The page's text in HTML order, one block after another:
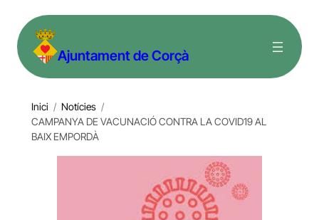
contingut Ajuntament de Corçà
Inici / Notícies /
CAMPANYA DE VACUNACIÓ CONTRA LA COVID19 AL
BAIX EMPORDÀ